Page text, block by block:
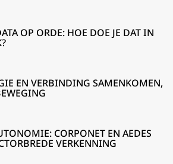
OP ORDE: HOE DOE JE DAT IN
EN VERBINDING SAMENKOMEN,
CORPONET EN AEDES
VERKENNING